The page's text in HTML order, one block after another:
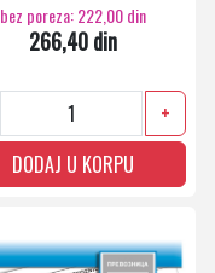
bez poreza: 222,00 din
266,40 din
+
DODAJ U KORPU